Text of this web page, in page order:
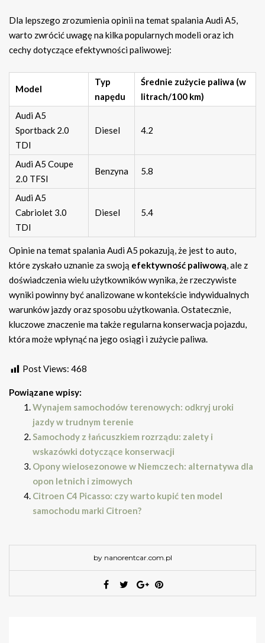
Dla lepszego zrozumienia opinii na temat spalania Audi A5,
warto zwrócić uwagę na kilka popularnych modeli oraz ich
cechy dotyczące efektywności paliwowej:
Model
Typ
napędu
Średnie zużycie paliwa (w
litrach/100 km)
Audi A5
Sportback 2.0
TDI
Diesel 4.2
Audi A5 Coupe
2.0 TFSI
Benzyna 5.8
Audi A5
Cabriolet 3.0
TDI
Diesel 5.4
Opinie na temat spalania Audi A5 pokazują, że jest to auto,
które zyskało uznanie za swoją efektywność paliwową, ale z
doświadczenia wielu użytkowników wynika, że rzeczywiste
wyniki powinny być analizowane w kontekście indywidualnych
warunków jazdy oraz sposobu użytkowania. Ostatecznie,
kluczowe znaczenie ma także regularna konserwacja pojazdu,
która może wpłynąć na jego osiągi i zużycie paliwa.
Post Views: 468
Powiązane wpisy:
Wynajem samochodów terenowych: odkryj uroki
jazdy w trudnym terenie
Samochody z łańcuszkiem rozrządu: zalety i
wskazówki dotyczące konserwacji
Opony wielosezonowe w Niemczech: alternatywa dla
opon letnich i zimowych
Citroen C4 Picasso: czy warto kupić ten model
samochodu marki Citroen?
by nanorentcar.com.pl